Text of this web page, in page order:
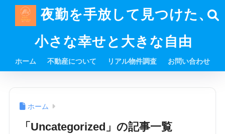
夜勤を手放して見つけた、
小さな幸せと大きな自由
ホーム 不動産について リアル物件調査 お問い合わせ
ホーム
「Uncategorized」の記事一覧